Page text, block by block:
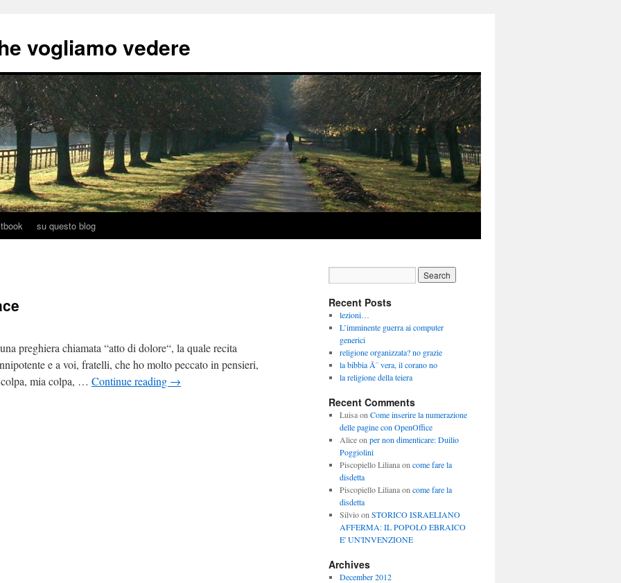
vogliamo vedere
su questo blog
preghiera chiamata “atto di dolore“, la quale recita
e a voi, fratelli, che ho molto peccato in pensieri,
colpa, mia colpa, … Continue reading →
Recent Posts
lezioni…
L’imminente guerra ai computer
generici
religione organizzata? no grazie
la bibbia Ã¨ vera, il corano no
la religione della teiera
Recent Comments
Luisaon Come inserire la numerazione
delle pagine con OpenOffice
Aliceon per non dimenticare: Duilio
Poggiolini
Piscopiello Lilianaon come fare la
disdetta
Piscopiello Lilianaon come fare la
disdetta
Silvioon STORICO ISRAELIANO
AFFERMA: IL POPOLO EBRAICO
E' UN'INVENZIONE
Archives
December 2012